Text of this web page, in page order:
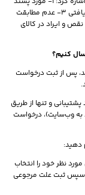
نبودن کالای دریافتی 2- مناسب نبودن سایز محصول دریافتی 3- عدم مطابقت
و ایراد در کالای
کنیم؟
پس از ثبت درخواست
و تنها از طریق
به وب‌سایت)، درخواست
دهید:
نظر خود را انتخاب
سپس ثبت علت مرجوعی